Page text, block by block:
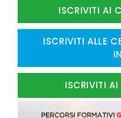
ISCRIVITI AI
ISCRIVITI ALLE
ISCRIVITI AI